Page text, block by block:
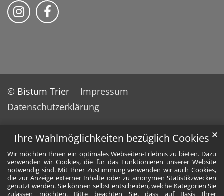
Ihre Wahlmöglichkeiten bezüglich Cookies
Wir möchten Ihnen ein optimales Webseiten-Erlebnis zu bieten. Dazu
verwenden wir Cookies, die für das Funktionieren unserer Website
notwendig sind. Mit Ihrer Zustimmung verwenden wir auch Cookies,
die zur Anzeige externer Inhalte oder zu anonymen Statistikzwecken
genutzt werden. Sie können selbst entscheiden, welche Kategorien Sie
zulassen möchten. Bitte beachten Sie, dass auf Basis Ihrer
✕
Wir auf Instragram
Wir auf Facebook
© Bistum Trier
Impressum
Datenschutzerklärung